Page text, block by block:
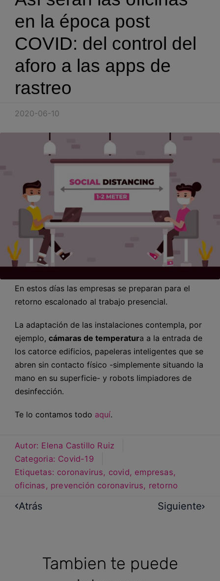
Recursos
Partners
Español
en la época post
COVID: del control del
aforo a las apps de
rastreo
2020-06-10
En estos días las empresas se preparan para el
retorno escalonado al trabajo presencial.
La adaptación de las instalaciones contempla, por
ejemplo, cámaras de temperatura a la entrada de
los catorce edificios, papeleras inteligentes que se
abren sin contacto físico -simplemente situando la
mano en su superficie- y robots limpiadores de
desinfección.
Te lo contamos todo aquí.
Autor: Elena Castillo Ruiz
Categoria: Covid-19
Etiquetas: coronavirus, covid, empresas,
oficinas , prevención coronavirus, retorno
Atrás Siguiente
Tambien te puede